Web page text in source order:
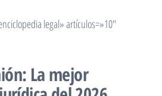
legal» artículos=»10″
La mejor